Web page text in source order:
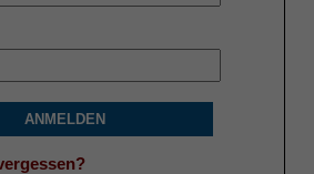
ANMELDEN